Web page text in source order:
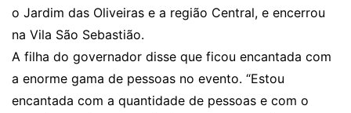
o Jardim das Oliveiras e a região Central, e encerrou
na Vila São Sebastião.
A filha do governador disse que ficou encantada com
a enorme gama de pessoas no evento. “Estou
encantada com a quantidade de pessoas e com o